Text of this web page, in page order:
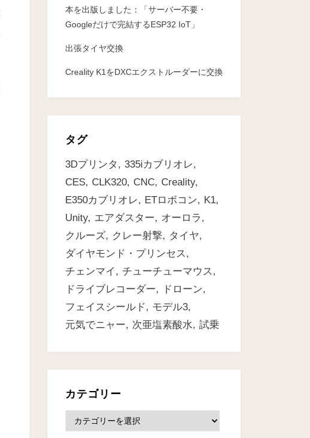
本を出版しました：「サーバー不要・
Googleだけで完結するESP32 IoT」
出張タイヤ交換
Creality K1をDXCエクストルーダーに交換
タグ
3Dプリンタ
335iカブリオレ
CES
CLK320 CNC
Creality
E350カブリオレ
ETロボコン
K1
Unity
エアダスター
オーロラ
クルーズ
クレー射撃
タイヤ
ダイヤモンド・プリンセス
チェンマイ
チューチューマウス
ドライブレコーダー
ドローン
フェイスシールド
モデル3
元気でニャー
次亜塩素酸水 試乗
カテゴリー
テ